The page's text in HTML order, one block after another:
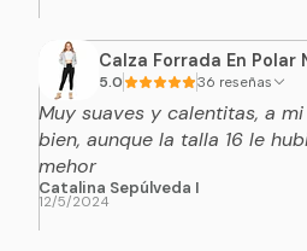
Calza Forrada En Polar
5.0 36 reseñas
Muy suaves y calentitas, a
bien, aunque la talla 16 le
mehor
Catalina Sepúlveda I
12/5/2024